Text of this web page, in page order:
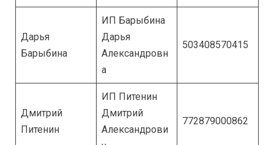
Дарья
Барыбина
ИП Барыбина
Дарья
Александровн
а
503408570415
Дмитрий
Питенин
ИП Питенин
Дмитрий
Александрови
772879000862